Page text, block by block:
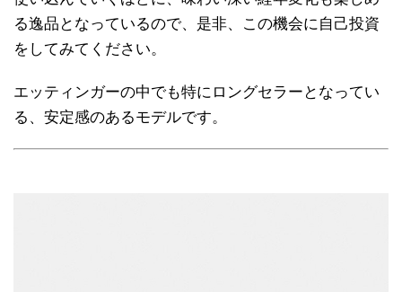
る逸品となっているので、是非、この機会に自己投資
をしてみてください。
エッティンガーの中でも特にロングセラーとなってい
る、安定感のあるモデルです。